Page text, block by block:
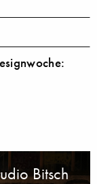
Bitsch